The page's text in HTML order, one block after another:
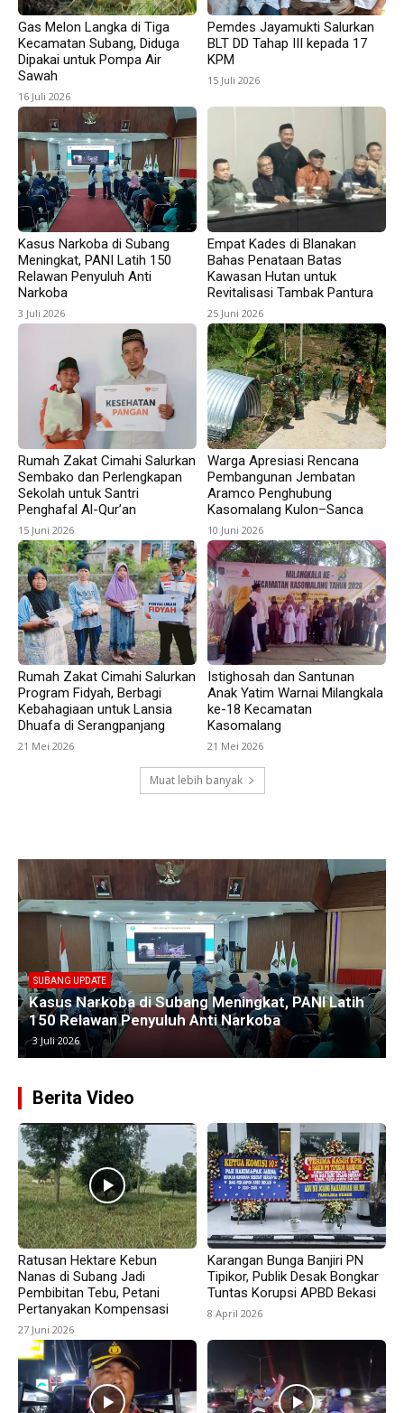
SUBANG UPDATE
Empat Kades di Blanakan Bahas Penataan Batas
Kawasan Hutan untuk Revitalisasi Tambak
Pantura
25 Juni 2026
Berita Video
Ratusan Hektare Kebun
Nanas di Subang Jadi
Pembibitan Tebu, Petani
Pertanyakan Kompensasi
27 Juni 2026
Karangan Bunga Banjiri PN
Tipikor, Publik Desak Bongkar
Tuntas Korupsi APBD Bekasi
8 April 2026
Gas Melon Langka di Tiga
Kecamatan Subang, Diduga
Dipakai untuk Pompa Air
Sawah
16 Juli 2026
Pemdes Jayamukti Salurkan
BLT DD Tahap III kepada 17
KPM
15 Juli 2026
Kasus Narkoba di Subang
Meningkat, PANI Latih 150
Relawan Penyuluh Anti
Narkoba
3 Juli 2026
Empat Kades di Blanakan
Bahas Penataan Batas
Kawasan Hutan untuk
Revitalisasi Tambak Pantura
25 Juni 2026
Rumah Zakat Cimahi Salurkan
Sembako dan Perlengkapan
Sekolah untuk Santri
Penghafal Al-Qur’an
15 Juni 2026
Warga Apresiasi Rencana
Pembangunan Jembatan
Aramco Penghubung
Kasomalang Kulon–Sanca
10 Juni 2026
Rumah Zakat Cimahi Salurkan
Program Fidyah, Berbagi
Kebahagiaan untuk Lansia
Dhuafa di Serangpanjang
21 Mei 2026
Istighosah dan Santunan
Anak Yatim Warnai Milangkala
ke-18 Kecamatan
Kasomalang
21 Mei 2026
Muat lebih banyak